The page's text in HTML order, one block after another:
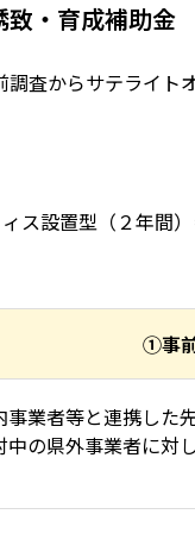
致・育成補助金
査からサテライ
ス設置型（２年間
①事
事業者等と連携した
中の県外事業者に対